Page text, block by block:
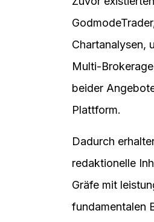
Chartanalysen,
Multi-
beider
Plattform.
Dadurch
redaktionelle
Gräfe mit
fundamentalen